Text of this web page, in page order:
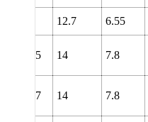
12.7 6.55
139.5 14 7.8
139.7 14 7.8